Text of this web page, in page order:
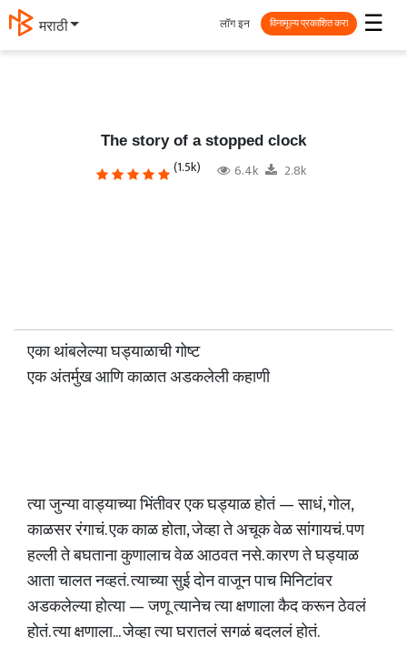
मराठी ☰
लॉग इन विनामूल्य प्रकाशित करा
The story of a stopped clock
(1.5k) 6.4k 2.8k
एका थांबलेल्या घड्याळाची गोष्ट
एक अंतर्मुख आणि काळात अडकलेली कहाणी
त्या जुन्या वाड्याच्या भिंतीवर एक घड्याळ होतं — साधं, गोल,
काळसर रंगाचं. एक काळ होता, जेव्हा ते अचूक वेळ सांगायचं. पण
हल्ली ते बघताना कुणालाच वेळ आठवत नसे. कारण ते घड्याळ
आता चालत नव्हतं. त्याच्या सुई दोन वाजून पाच मिनिटांवर
अडकलेल्या होत्या — जणू त्यानेच त्या क्षणाला कैद करून ठेवलं
होतं. त्या क्षणाला... जेव्हा त्या घरातलं सगळं बदललं होतं.